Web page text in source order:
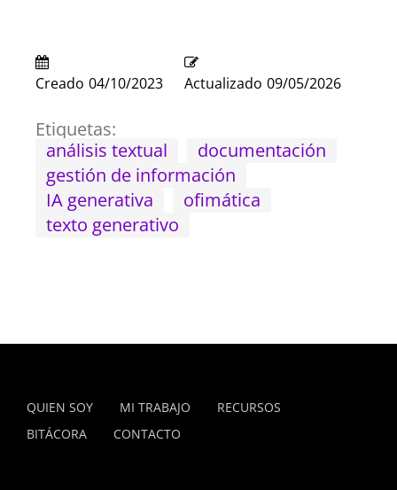
Creado 04/10/2023 Actualizado 09/05/2026
Etiquetas:
análisis textual
documentación
gestión de información
IA generativa
ofimática
texto generativo
QUIEN SOY MI TRABAJO
RECURSOS
BITÁCORA
CONTACTO